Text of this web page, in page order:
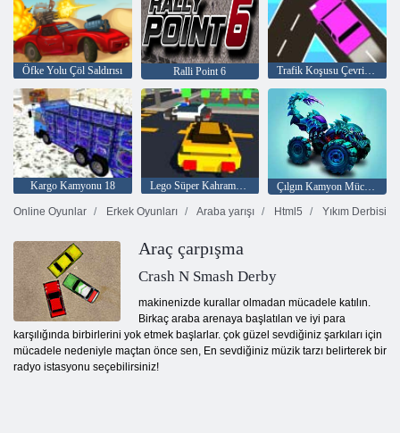
Öfke Yolu Çöl Saldırısı Ralli Point 6 Trafik Koşusu Çevrimiçi
Kargo Kamyonu 18 Lego Süper Kahraman Yarışı
Çılgın Kamyon Mücadelesi
Online Oyunlar
Erkek Oyunları Araba yarışı Html5 Yıkım Derbisi
Araç çarpışma
Crash N Smash Derby
makinenizde kurallar olmadan mücadele katılın.
Birkaç araba arenaya başlatılan ve iyi para
karşılığında birbirlerini yok etmek başlarlar. çok güzel sevdiğiniz şarkıları için
mücadele nedeniyle maçtan önce sen, En sevdiğiniz müzik tarzı belirterek bir
radyo istasyonu seçebilirsiniz!